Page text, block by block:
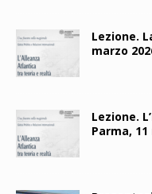
Lezione.
marzo
Lezione.
Parma, 11